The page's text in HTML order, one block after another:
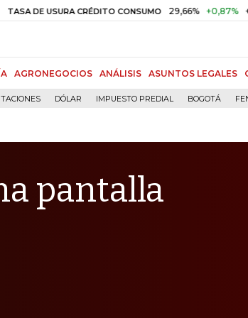
USURA CRÉDITO CONSUMO 29,66% +0,87% +3,02%
AGRONEGOCIOS ANÁLISIS ASUNTOS LEGALES
DÓLAR IMPUESTO PREDIAL BOGOTÁ
pantalla